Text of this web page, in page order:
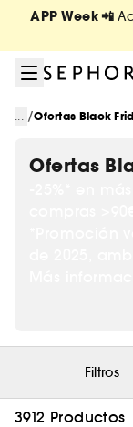
Ir al menú
Ir al
Ir al pie de
APP Week 📲
... /Ofertas Black
Ofertas
Filtros
3912 Productos